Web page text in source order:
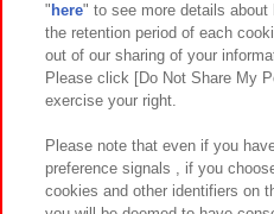
関連会社 サステナビ
プライバシーポリシー ウェブ
お取引先さまとともに
カスタマーハラスメント対応方針
" here" to see more details about
the retention period of each
out of our sharing of your
Please click [Do Not Share My
exercise your right.
Please note that even if you
preference signals , if you
cookies and other identifiers on